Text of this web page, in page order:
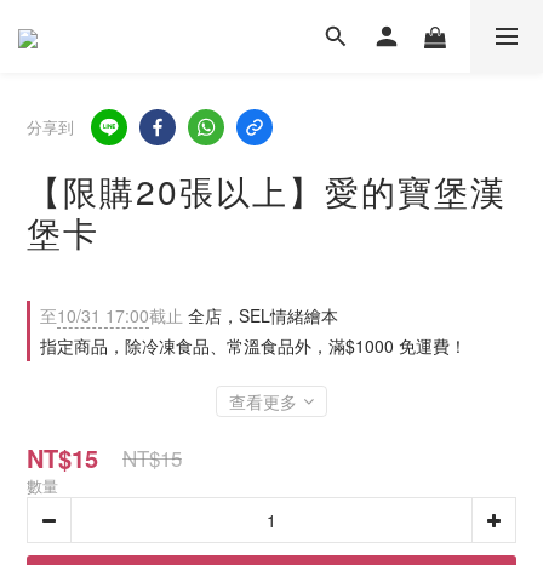
分享到
【限購20張以上】愛的寶堡漢
堡卡
至10/31 17:00截止 全店，SEL情緒繪本
指定商品，除冷凍食品、常溫食品外，滿$1000 免運費！
查看更多
NT$15 NT$15
數量